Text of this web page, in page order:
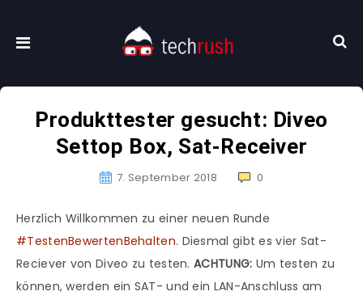
Produkttester gesucht: Diveo
Settop Box, Sat-Receiver
7. September 2018 0
Herzlich Willkommen zu einer neuen Runde
#TestenBewertenBehalten. Diesmal gibt es vier Sat-
Reciever von Diveo zu testen.ACHTUNG: Um testen zu
können, werden ein SAT- und ein LAN-Anschluss am